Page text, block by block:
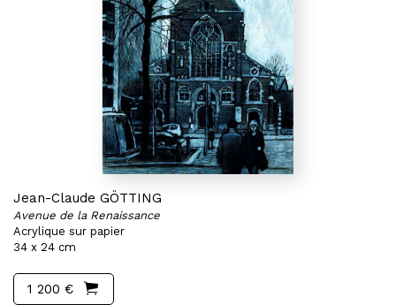
Jean-Claude GÖTTING
Avenue de la Renaissance
Acrylique sur papier
34 x 24 cm
1 200 €